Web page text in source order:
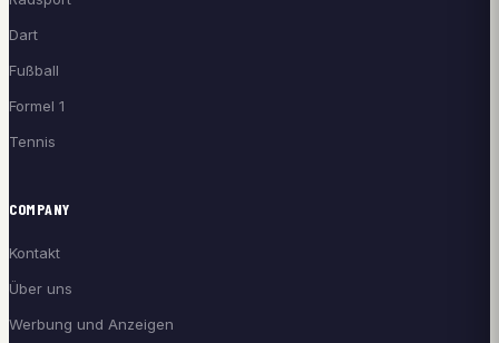
Dart
Fußball
Formel 1
Tennis
COMPANY
Kontakt
Über uns
Werbung und Anzeigen